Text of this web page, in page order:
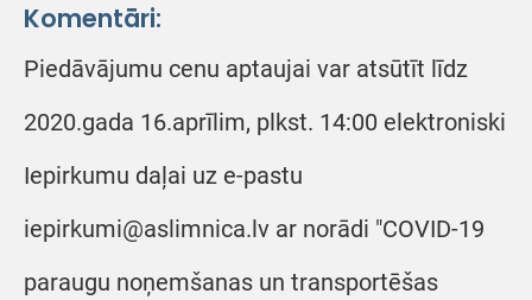
Komentāri:
Piedāvājumu cenu aptaujai var atsūtīt līdz
2020.gada 16.aprīlim, plkst. 14:00 elektroniski
Iepirkumu daļai uz e-pastu
iepirkumi@aslimnica.lv ar norādi "COVID-19
paraugu noņemšanas un transportēšas